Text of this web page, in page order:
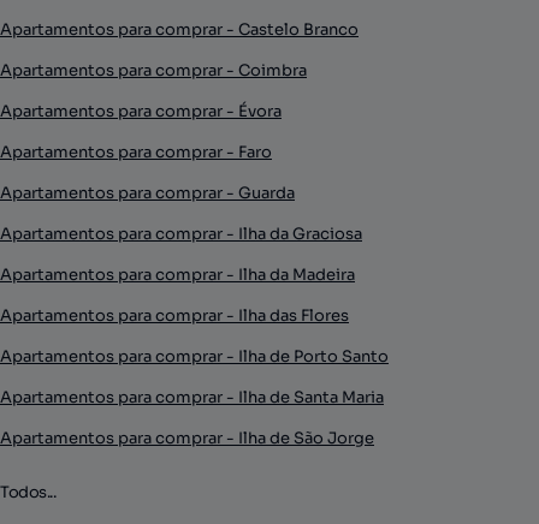
Apartamentos para comprar - Castelo Branco
Apartamentos para comprar - Coimbra
Apartamentos para comprar - Évora
Apartamentos para comprar - Faro
Apartamentos para comprar - Guarda
Apartamentos para comprar - Ilha da Graciosa
Apartamentos para comprar - Ilha da Madeira
Apartamentos para comprar - Ilha das Flores
Apartamentos para comprar - Ilha de Porto Santo
Apartamentos para comprar - Ilha de Santa Maria
Apartamentos para comprar - Ilha de São Jorge
Todos...